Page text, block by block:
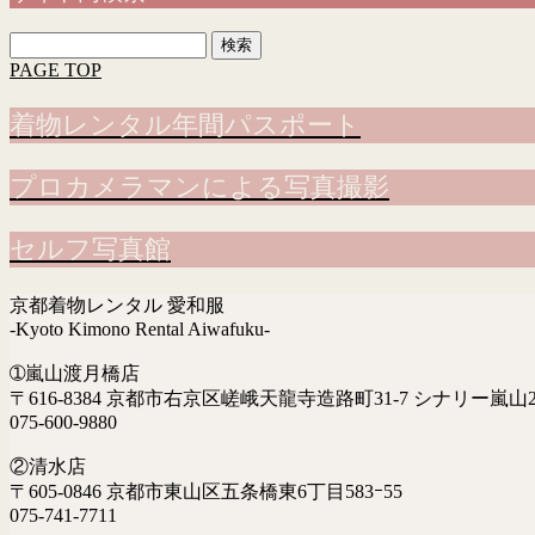
索:
PAGE TOP
着物レンタル年間パスポート
プロカメラマンによる写真撮影
セルフ写真館
京都着物レンタル 愛和服
-Kyoto Kimono Rental Aiwafuku-
➀嵐山渡月橋店
〒616-8384 京都市右京区嵯峨天龍寺造路町31-7 シナリー嵐山
075-600-9880
②清水店
〒605-0846 京都市東山区五条橋東6丁目583ｰ55
075-741-7711